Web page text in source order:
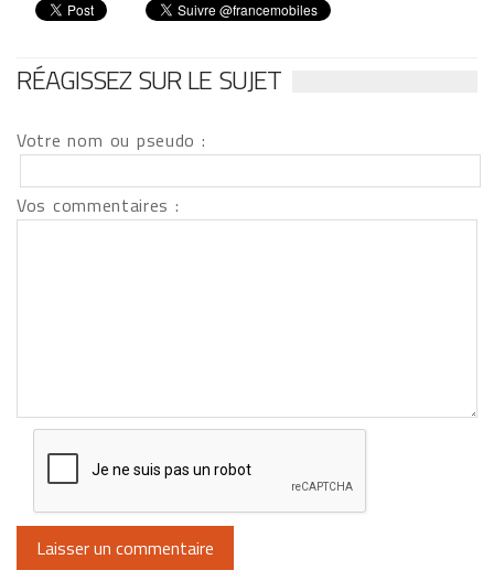
RÉAGISSEZ SUR LE SUJET
Votre nom ou pseudo :
Vos commentaires :